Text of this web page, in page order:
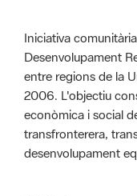
Iniciativa
Desenvolupament
entre regions de la
2006. L'objectiu
econòmica i social
transfronterera,
desenvolupament